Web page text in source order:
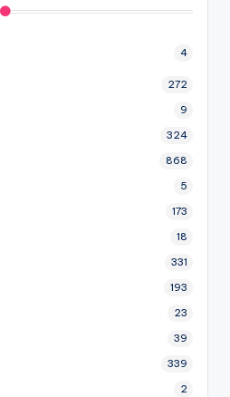
4
272
9
324
868
5
173
18
331
193
23
39
339
2